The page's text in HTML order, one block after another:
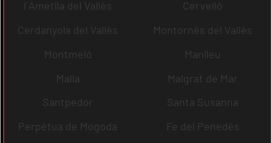
l´Ametlla del Vallès
Cervelló
Cerdanyola del Vallès
Montornès del Vallès
Montmeló
Manlleu
Malla
Malgrat de Mar
Santpedor
Santa Susanna
Perpètua de Mogoda
Fe del Penedès